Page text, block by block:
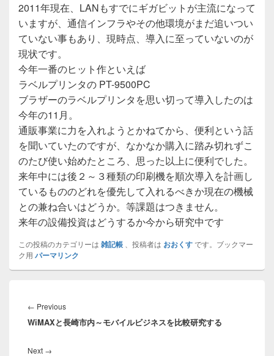
2011年現在、LANもすでにギガビットが主流になって
いますが、通信インフラやその他環境がまだ追いつい
ていない事もあり、現時点、導入に至っていないのが
現状です。
今年一番のヒット作といえば
ラベルプリンタの PT-9500PC
ブラザーのラベルプリンタを思い切って導入したのは
今年の11月。
通販事業に力を入れようとかねてから、便利という話
を聞いていたのですが、なかなか購入に踏み切れずこ
のたび使い始めたところ、思った以上に便利でした。
来年中には後２～３種類の印刷機を順次導入を計画し
ているもののどれを優先して入れるべきか現在の機械
との兼ね合いはどうか。等課題はつきません。
来年の設備投資はどうするか今から研究中です
この投稿のカテゴリーは 雑記帳 、投稿者は おおくすです。ブックマー
ク用 パーマリンク
稿
ナ
ゲ
← PreviousPrevious
post:
WiMAXと長崎市内～モバイルビジネスを比較研究する
Next →